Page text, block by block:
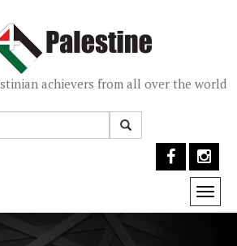
achievers from all over the world